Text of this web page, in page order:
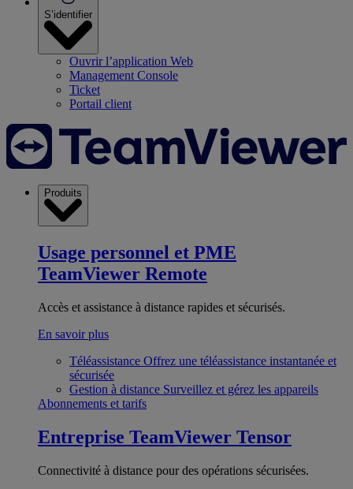
S’identifier
Ouvrir l’application Web
Management Console
Ticket
Portail client
Produits
Usage personnel et PME
TeamViewer Remote
Accès et assistance à distance rapides et sécurisés.
En savoir plus
Téléassistance Offrez une téléassistance instantanée et
sécurisée
Gestion à distance Surveillez et gérez les appareils
Abonnements et tarifs
Entreprise TeamViewer Tensor
Connectivité à distance pour des opérations sécurisées.